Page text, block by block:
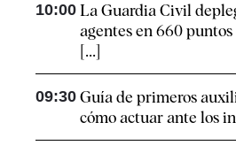
10:00 La Guardia Civil
agentes en 660
[...]
09:30 Guía de primeros
cómo actuar ante los